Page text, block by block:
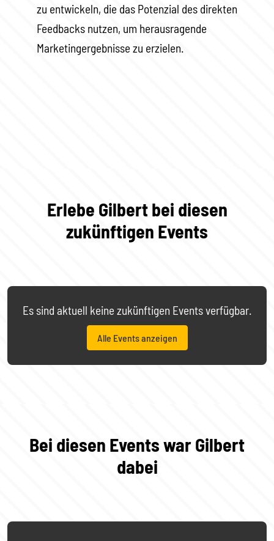
zu entwickeln, die das Potenzial des direkten
Feedbacks nutzen, um herausragende
Marketingergebnisse zu erzielen.
Erlebe Gilbert bei diesen
zukünftigen Events
Es sind aktuell keine zukünftigen Events verfügbar.
Alle Events anzeigen
Bei diesen Events war Gilbert
dabei